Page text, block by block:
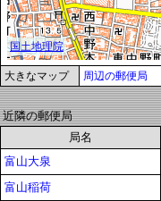
大きなマップ 周辺の郵便局
近隣の郵便局
局名
富山大泉
富山稲荷